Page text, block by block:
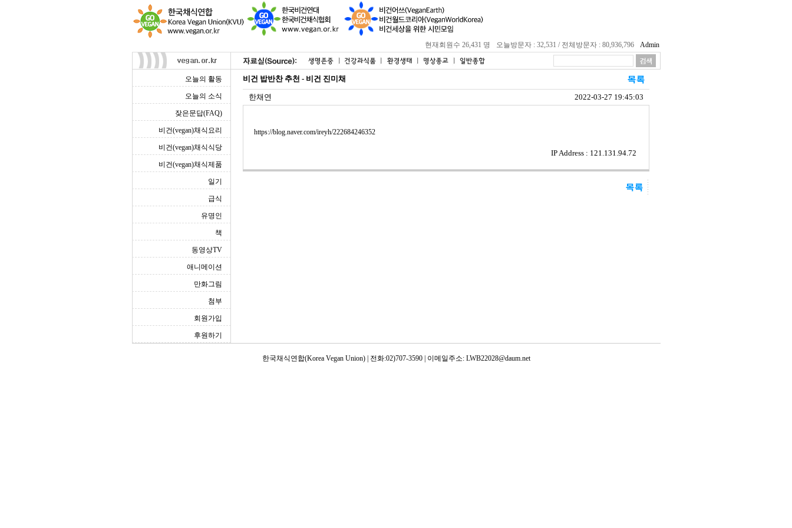
현재회원수 26,431 명 오늘방문자 : 32,531 / 전체방문자 : 80,936,796 Admin
오늘의 활동
오늘의 소식
잦은문답(FAQ)
비건(vegan)채식요리
비건(vegan)채식식당
비건(vegan)채식제품
일기
급식
유명인
책
동영상TV
애니메이션
만화그림
첨부
회원가입
후원하기
비건 밥반찬 추천 - 비건 진미채
한채연 2022-03-27 19:45:03
https://blog.naver.com/ireyh/222684246352
IP Address : 121.131.94.72
한국채식연합(Korea Vegan Union) | 전화:02)707-3590 | 이메일주소: LWB22028@daum.net